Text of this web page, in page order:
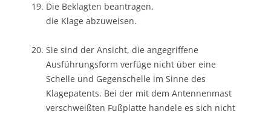
Die Beklagten beantragen,
die Klage abzuweisen.
Sie sind der Ansicht, die angegriffene
Ausführungsform verfüge nicht über eine
Schelle und Gegenschelle im Sinne des
Klagepatents. Bei der mit dem Antennenmast
verschweißten Fußplatte handele es sich nicht